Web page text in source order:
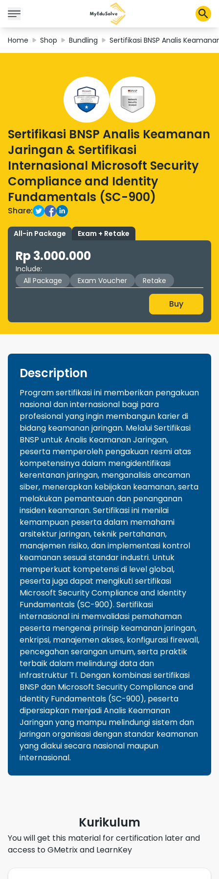
Shop
My Cart
Profile
Home Shop Bundling Sertifikasi BNSP Analis
Sertifikasi BNSP Analis Keamanan
Jaringan & Sertifikasi
Internasional Microsoft Security
Compliance and Identity
Fundamentals (SC-900)
Share:
All-in Package Exam + Retake
Rp 3.000.000
Include:
All Package
Exam Voucher Retake
Buy
Description
Program sertifikasi ini memberikan pengakuan
nasional dan internasional bagi para
profesional yang ingin membangun karier di
bidang keamanan jaringan. Melalui Sertifikasi
BNSP untuk Analis Keamanan Jaringan,
peserta memperoleh pengakuan resmi atas
kompetensinya dalam mengidentifikasi
kerentanan jaringan, menganalisis ancaman
siber, menerapkan kebijakan keamanan, serta
melakukan pemantauan dan penanganan
insiden keamanan. Sertifikasi ini menilai
kemampuan peserta dalam memahami
arsitektur jaringan, teknik pertahanan,
manajemen risiko, dan implementasi kontrol
keamanan sesuai standar industri. Untuk
memperkuat kompetensi di level global,
peserta juga dapat mengikuti sertifikasi
Microsoft Security Compliance and Identity
Fundamentals (SC-900). Sertifikasi
internasional ini memvalidasi pemahaman
peserta mengenai prinsip keamanan jaringan,
enkripsi, manajemen akses, konfigurasi firewall,
pencegahan serangan umum, serta praktik
terbaik dalam melindungi data dan
infrastruktur TI. Dengan kombinasi sertifikasi
BNSP dan Microsoft Security Compliance and
Identity Fundamentals (SC-900), peserta
dipersiapkan menjadi Analis Keamanan
Jaringan yang mampu melindungi sistem dan
jaringan organisasi dengan standar keamanan
yang diakui secara nasional maupun
internasional.
Kurikulum
You will get this material for certification later and
access to GMetrix and LearnKey